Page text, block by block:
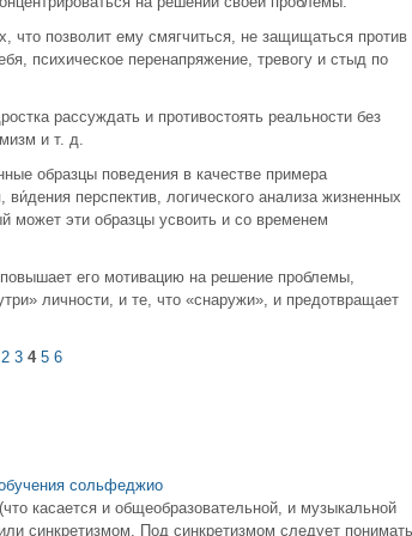
что позволит ему смягчиться, не защищаться против
психическое перенапряжение, тревогу и стыд по
рассуждать и противостоять реальности без
и т. д.
образцы поведения в качестве примера
перспектив, логического анализа жизненных
может эти образцы усвоить и со временем
его мотивацию на решение проблемы,
личности, и те, что «снаружи», и предотвращает
2 3 4 5 6
сольфеджио
касается и общеобразовательной, и музыкальной
синкретизмом. Под синкретизмом следует понимать